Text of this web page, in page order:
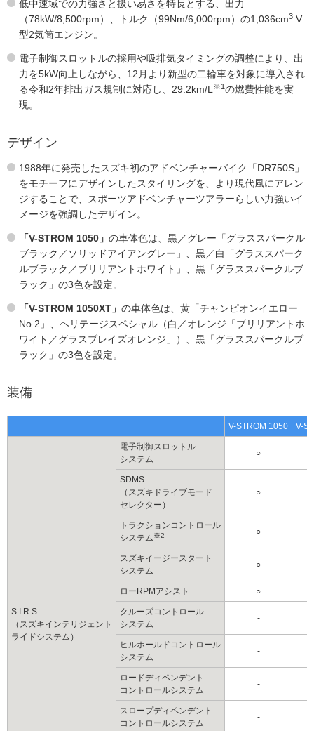
低中速域での力強さと扱い易さを特長とする、出力
（78kW/8,500rpm）、トルク（99Nm/6,000rpm）の1,036cm3 V
型2気筒エンジン。
電子制御スロットルの採用や吸排気タイミングの調整により、出
力を5kW向上しながら、12月より新型の二輪車を対象に導入され
る令和2年排出ガス規制に対応し、29.2km/L ※1 の燃費性能を実
現。
デザイン
1988年に発売したスズキ初のアドベンチャーバイク「DR750S」
をモチーフにデザインしたスタイリングを、より現代風にアレン
ジすることで、スポーツアドベンチャーツアラーらしい力強いイ
メージを強調したデザイン。
「V-STROM 1050」 の車体色は、黒／グレー「グラススパークル
ブラック／ソリッドアイアングレー」、黒／白「グラススパーク
ルブラック／ブリリアントホワイト」、黒「グラススパークルブ
ラック」の3色を設定。
「V-STROM 1050XT」 の車体色は、黄「チャンピオンイエロー
No.2」、ヘリテージスペシャル（白／オレンジ「ブリリアントホ
ワイト／グラスブレイズオレンジ」）、黒「グラススパークルブ
ラック」の3色を設定。
装備
V-STROM 1050 V-
S.I.R.S
（スズキインテリジェント
ライドシステム）
電子制御スロットル
システム
○
SDMS
（スズキドライブモード
セレクター）
○
トラクションコントロール
システム※2 ○
スズキイージースタート
システム
○
ローRPMアシスト ○
クルーズコントロール
システム
-
ヒルホールドコントロール
システム
-
ロードディペンデント
コントロールシステム
-
スロープディペンデント
コントロールシステム
-